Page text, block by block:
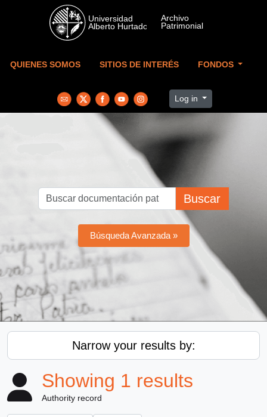
Skip to main content
QUIENES SOMOS SITIOS DE INTERÉS FONDOS
Log in
Buscar
Búsqueda Avanzada »
Narrow your results by:
Showing 1 results
Authority record